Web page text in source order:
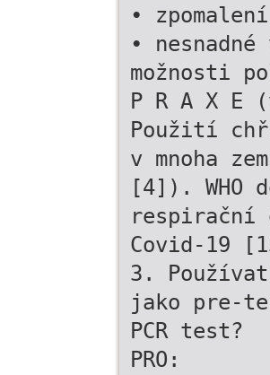
•
•
možnosti
P R A X E
Použití
v mnoha
[4]). WHO
respirační
Covid-19
3.
jako pre-
PCR test?
PRO: